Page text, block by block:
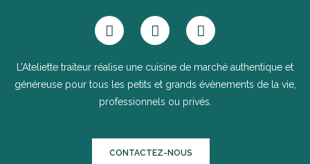
L’Ateliette traiteur réalise une cuisine de marché authentique et
généreuse pour tous les petits et grands évènements de la vie,
professionnels ou privés.
CONTACTEZ-NOUS